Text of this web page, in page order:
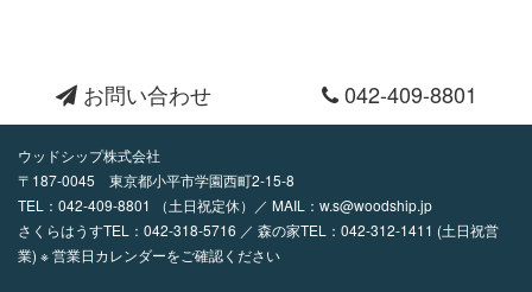
お問い合わせ 042-409-8801
ウッドシップ株式会社
〒187-0045 東京都小平市学園西町2-15-8
TEL： 042-409-8801 （土日祝定休）／ MAIL： w.s@woodship.jp
さくらはうすTEL：042-318-5716 ／ 森の家TEL：042-312-1411 (土日祝営
業) ※ 営業日カレンダーをご確認ください